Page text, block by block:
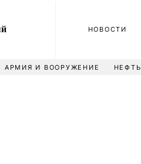
НОВОСТИ
АРМИЯ И ВООРУЖЕНИЕ